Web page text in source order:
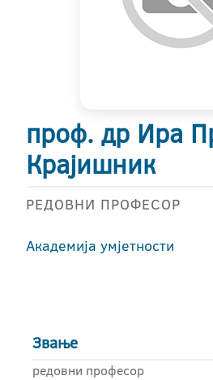
проф. др Ира
Крајишник
РЕДОВНИ ПРОФЕСОР
Академија умјетности
Звање
редовни професор